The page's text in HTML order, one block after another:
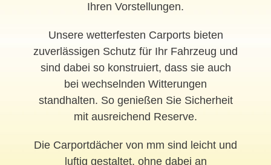
Ihren Vorstellungen.
Unsere wetterfesten Carports bieten
zuverlässigen Schutz für Ihr Fahrzeug und
sind dabei so konstruiert, dass sie auch
bei wechselnden Witterungen
standhalten. So genießen Sie Sicherheit
mit ausreichend Reserve.
Die Carportdächer von mm sind leicht und
luftig gestaltet, ohne dabei an